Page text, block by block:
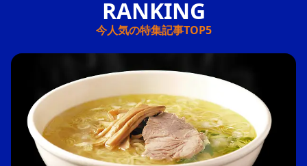
今人気の特集記事TOP5